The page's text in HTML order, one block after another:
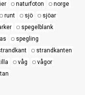
naturfoton
norge
runt sjö
sjöar
spegelblank
spegling
strandkanten
våg
vågor